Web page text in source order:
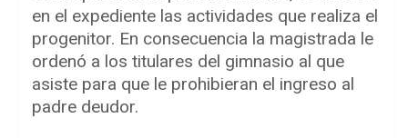
en el expediente las actividades que realiza el
progenitor. En consecuencia la magistrada le
ordenó a los titulares del gimnasio al que
asiste para que le prohibieran el ingreso al
padre deudor.